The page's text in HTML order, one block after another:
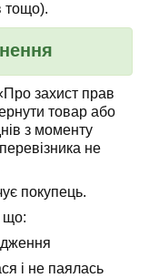
тощо).
захист прав
товар або
з моменту
не
покупець.
що:
і не паялась